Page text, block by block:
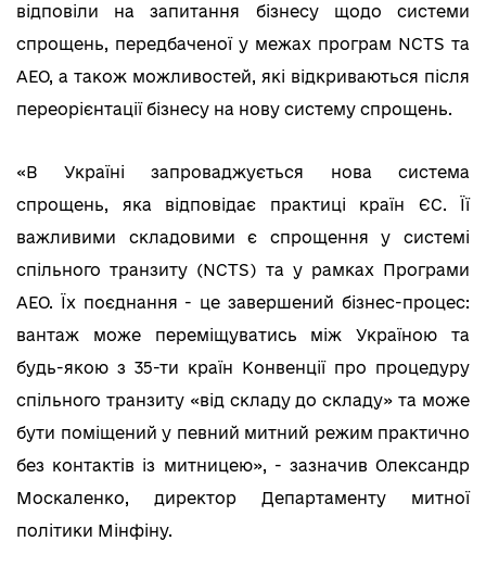
відповіли на запитання бізнесу щодо системи
спрощень, передбаченої у межах програм NCTS та
АЕО, а також можливостей, які відкриваються після
переорієнтації бізнесу на нову систему спрощень.
«В Україні запроваджується нова система
спрощень, яка відповідає практиці країн ЄС. Її
важливими складовими є спрощення у системі
спільного транзиту (NCTS) та у рамках Програми
АЕО. Їх поєднання - це завершений бізнес-процес:
вантаж може переміщуватись між Україною та
будь-якою з 35-ти країн Конвенції про процедуру
спільного транзиту «від складу до складу» та може
бути поміщений у певний митний режим практично
без контактів із митницею», - зазначив Олександр
Москаленко, директор Департаменту митної
політики Мінфіну.